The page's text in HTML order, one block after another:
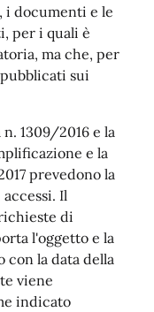
i documenti e le
per i quali è
ma che, per
sui
1309/2016 e la
e la
prevedono la
Il
di
l'oggetto e la
con la data della
viene
indicato